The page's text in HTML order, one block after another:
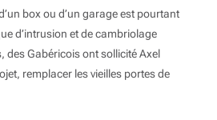
box ou d’un garage est pourtant
d’intrusion et de cambriolage
des Gabéricois ont sollicité Axel
remplacer les vieilles portes de